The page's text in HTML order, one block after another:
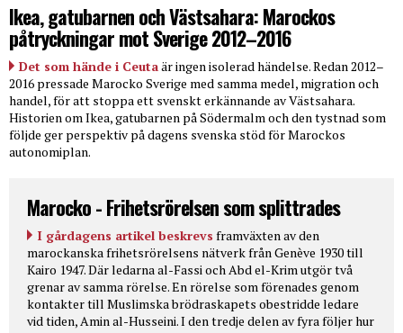
Ikea, gatubarnen och Västsahara: Marockos
påtryckningar mot Sverige 2012–2016
Det som hände i Ceutaär ingen isolerad händelse. Redan 2012–
2016 pressade Marocko Sverige med samma medel, migration och
handel, för att stoppa ett svenskt erkännande av Västsahara.
Historien om Ikea, gatubarnen på Södermalm och den tystnad som
följde ger perspektiv på dagens svenska stöd för Marockos
autonomiplan.
Marocko - Frihetsrörelsen som splittrades
I gårdagens artikel beskrevs framväxten av den
marockanska frihetsrörelsens nätverk från Genève 1930 till
Kairo 1947. Där ledarna al-Fassi och Abd el-Krim utgör två
grenar av samma rörelse. En rörelse som förenades genom
kontakter till Muslimska brödraskapets obestridde ledare
vid tiden, Amin al-Husseini. I den tredje delen av fyra följer hur